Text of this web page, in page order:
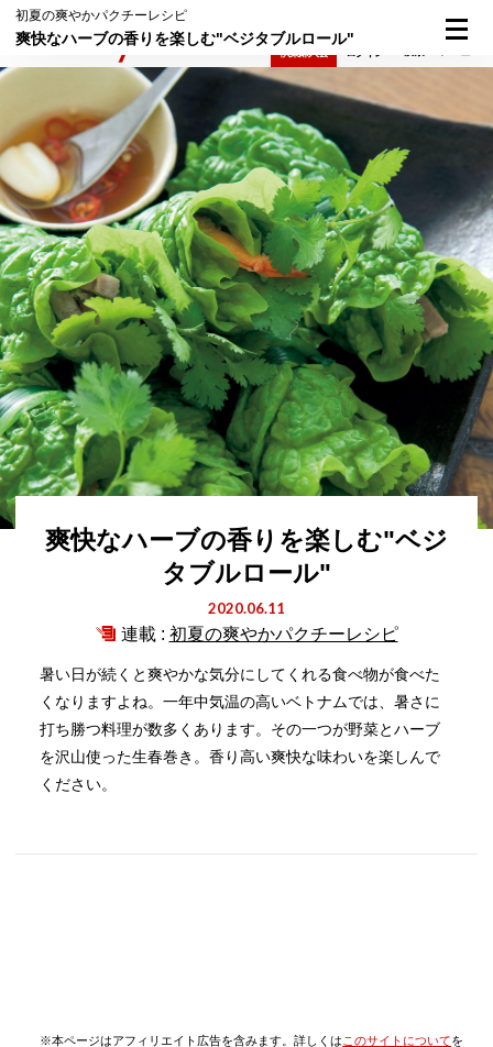
初夏の爽やかパクチーレシピ
爽快なハーブの香りを楽しむ"ベジタブルロール"
爽快なハーブの香りを楽しむ"ベジ
タブルロール"
2020.06.11
連載 : 初夏の爽やかパクチーレシピ
暑い日が続くと爽やかな気分にしてくれる食べ物が食べた
くなりますよね。一年中気温の高いベトナムでは、暑さに
打ち勝つ料理が数多くあります。その一つが野菜とハーブ
を沢山使った生春巻き。香り高い爽快な味わいを楽しんで
ください。
※本ページはアフィリエイト広告を含みます。詳しくは このサイトについてを